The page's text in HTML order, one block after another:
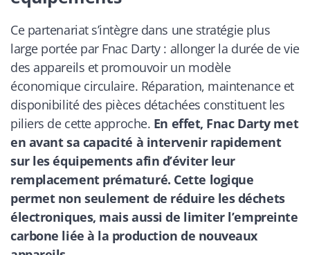
Ce partenariat s’intègre dans une stratégie plus
large portée par Fnac Darty : allonger la durée de vie
des appareils et promouvoir un modèle
économique circulaire. Réparation, maintenance et
disponibilité des pièces détachées constituent les
piliers de cette approche. En effet, Fnac Darty met
en avant sa capacité à intervenir rapidement
sur les équipements afin d’éviter leur
remplacement prématuré. Cette logique
permet non seulement de réduire les déchets
électroniques, mais aussi de limiter l’empreinte
carbone liée à la production de nouveaux